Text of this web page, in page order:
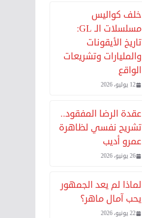
خلف كواليس
مسلسلات الـ GL:
تاريخ الأيقونات
والمليارات وتشريعات
الواقع
12 يوليو، 2026
عقدة الرضا المفقود..
تشريح نفسي لظاهرة
عمرو أديب
26 يونيو، 2026
لماذا لم يعد الجمهور
يحب آمال ماهر؟
22 يونيو، 2026